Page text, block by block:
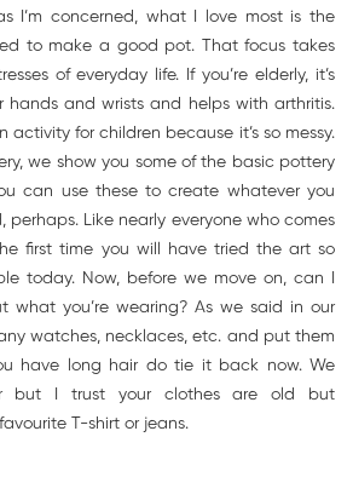
I’m concerned, what I love most is the
to make a good pot. That focus takes
of everyday life. If you’re elderly, it’s
hands and wrists and helps with arthritis.
activity for children because it’s so messy.
we show you some of the basic pottery
can use these to create whatever you
perhaps. Like nearly everyone who comes
first time you will have tried the art so
today. Now, before we move on, can I
what you’re wearing? As we said in our
watches, necklaces, etc. and put them
have long hair do tie it back now. We
but I trust your clothes are old but
T-shirt or jeans.